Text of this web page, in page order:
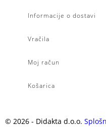
Informacije o dostavi
Vračila
Moj račun
Košarica
© 2026 - Didakta d.o.o.